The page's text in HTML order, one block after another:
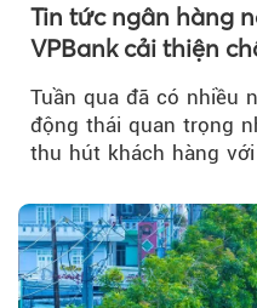
Tin tức ngân hàng
VPBank cải thiện
quản trị rủi ro và
Tuần qua đã có nhiều
động thái quan trọng
thu hút khách hàng